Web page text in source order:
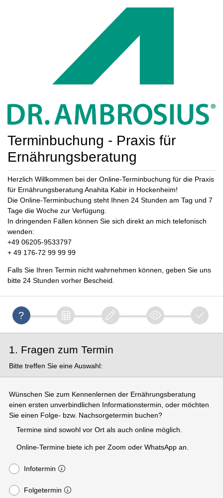
Terminbuchung - Praxis für
Ernährungsberatung
Herzlich Willkommen bei der Online-Terminbuchung für die Praxis
für Ernährungsberatung Anahita Kabir in Hockenheim!
Die Online-Terminbuchung steht Ihnen 24 Stunden am Tag und 7
Tage die Woche zur Verfügung.
In dringenden Fällen können Sie sich direkt an mich telefonisch
wenden:
+49 06205-9533797
+ 49 176-72 99 99 99
Falls Sie Ihren Termin nicht wahrnehmen können, geben Sie uns
bitte 24 Stunden vorher Bescheid.
1. Fragen zum Termin
Bitte treffen Sie eine Auswahl:
Wünschen Sie zum Kennenlernen der Ernährungsberatung
einen ersten unverbindlichen Informationstermin, oder möchten
Sie einen Folge- bzw. Nachsorgetermin buchen?
Termine sind sowohl vor Ort als auch online möglich.
Online-Termine biete ich per Zoom oder WhatsApp an.
Infotermin
Folgetermin